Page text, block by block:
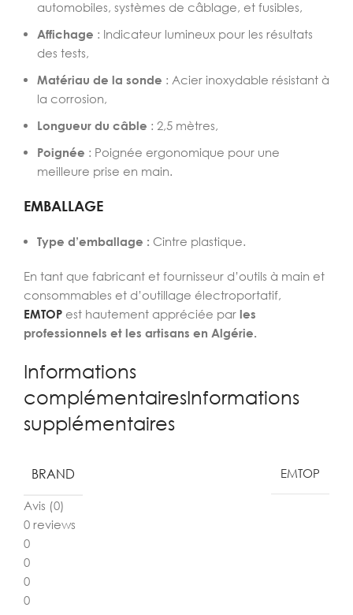
automobiles, systèmes de câblage, et fusibles,
Affichage : Indicateur lumineux pour les résultats
des tests,
Matériau de la sonde : Acier inoxydable résistant à
la corrosion,
Longueur du câble : 2,5 mètres,
Poignée : Poignée ergonomique pour une
meilleure prise en main.
EMBALLAGE
Type d’emballage : Cintre plastique.
En tant que fabricant et fournisseur d’outils à main et
consommables et d’outillage électroportatif,
EMTOP est hautement appréciée par les
professionnels et les artisans en Algérie.
Informations
complémentairesInformations
supplémentaires
BRAND EMTOP
Avis (0)
0 reviews
0
0
0
0